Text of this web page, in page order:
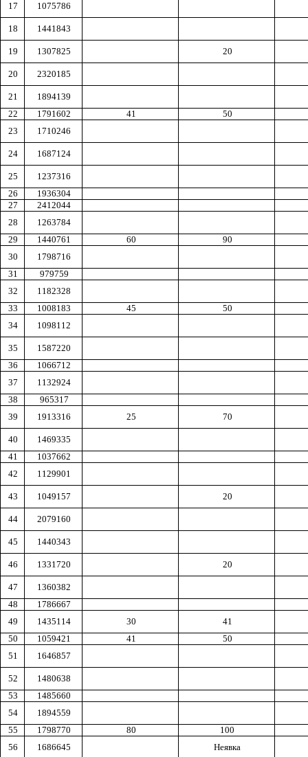
17 1075786
18 1441843
19 1307825 20
20 2320185
21
1894139
22
1791602 41
50
23
1710246
24 1687124
25
1237316
26
1936304
27
2412044
28
1263784
29
1440761 60
90
30
1798716
31
979759
32
1182328
33
1008183 45
50
34
1098112
35
1587220
36
1066712
37
1132924
38
965317
39
1913316 25 70
40
1469335
41
1037662
42
1129901
43 1049157 20
44 2079160
45 1440343
46 1331720 20
47
1360382
48
1786667
49
1435114 30
41
50
1059421 41
50
51
1646857
52
1480638
53
1485660
54
1894559
55
1798770 80
100
56
1686645 Неявка